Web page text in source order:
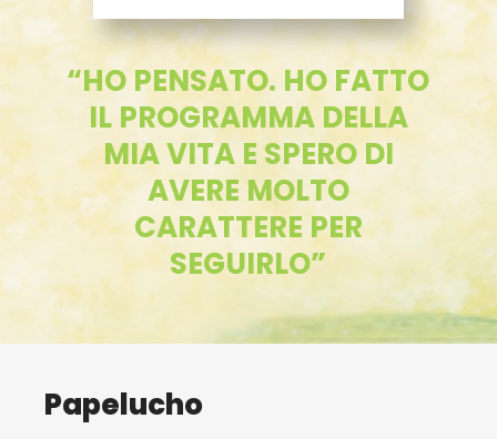
Eventi
“HO PENSATO. HO FATTO
IL PROGRAMMA DELLA
MIA VITA E SPERO DI
AVERE MOLTO
CARATTERE PER
SEGUIRLO”
Papelucho